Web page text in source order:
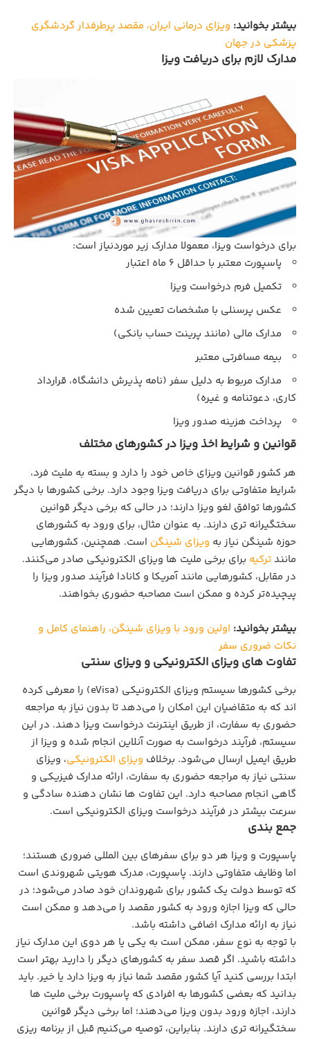
بیشتر بخوانید: ویزای درمانی ایران، مقصد پرطرفدار گردشگری
پزشکی در جهان
مدارک لازم برای دریافت ویزا
برای درخواست ویزا، معمولا مدارک زیر موردنیاز است:
پاسپورت معتبر با حداقل 6 ماه اعتبار
تکمیل فرم درخواست ویزا
عکس پرسنلی با مشخصات تعیین‌ شده
مدارک مالی (مانند پرینت حساب بانکی)
بیمه مسافرتی معتبر
مدارک مربوط به دلیل سفر (نامه پذیرش دانشگاه، قرارداد
کاری، دعوتنامه و غیره)
پرداخت هزینه صدور ویزا
قوانین و شرایط اخذ ویزا در کشورهای مختلف
هر کشور قوانین ویزای خاص خود را دارد و بسته به ملیت فرد،
شرایط متفاوتی برای دریافت ویزا وجود دارد. برخی کشورها با دیگر
کشورها توافق لغو ویزا دارند؛ در حالی که برخی دیگر قوانین
سختگیرانه‌ تری دارند. به عنوان مثال، برای ورود به کشورهای
حوزه شینگن نیاز به ویزای شینگن است. همچنین، کشورهایی
مانندترکیه برای برخی ملیت‌ ها ویزای الکترونیکی صادر می‌کنند.
در مقابل، کشورهایی مانند آمریکا و کانادا فرآیند صدور ویزا را
پیچیده‌تر کرده و ممکن است مصاحبه حضوری بخواهند.
بیشتر بخوانید: اولین ورود با ویزای شینگن، راهنمای کامل و
نکات ضروری سفر
تفاوت‌ های ویزای الکترونیکی و ویزای سنتی
برخی کشورها سیستم ویزای الکترونیکی (eVisa) را معرفی کرده‌
اند که به متقاضیان این امکان را می‌دهد تا بدون نیاز به مراجعه
حضوری به سفارت، از طریق اینترنت درخواست ویزا دهند. در این
سیستم، فرآیند درخواست به صورت آنلاین انجام شده و ویزا از
طریق ایمیل ارسال می‌شود. برخلاف ویزای الکترونیکی، ویزای
سنتی نیاز به مراجعه حضوری به سفارت، ارائه مدارک فیزیکی و
گاهی انجام مصاحبه دارد. این تفاوت‌ ها نشان‌ دهنده سادگی و
سرعت بیشتر در فرآیند درخواست ویزای الکترونیکی است.
جمع بندی
پاسپورت و ویزا هر دو برای سفرهای بین‌ المللی ضروری هستند؛
اما وظایف متفاوتی دارند. پاسپورت، مدرک هویتی شهروندی است
که توسط دولت یک کشور برای شهروندان خود صادر می‌شود؛ در
حالی که ویزا اجازه ورود به کشور مقصد را می‌دهد و ممکن است
نیاز به ارائه مدارک اضافی داشته باشد.
با توجه به نوع سفر، ممکن است به یکی یا هر دوی این مدارک نیاز
داشته باشید. اگر قصد سفر به کشورهای دیگر را دارید بهتر است
ابتدا بررسی کنید آیا کشور مقصد شما نیاز به ویزا دارد یا خیر. باید
بدانید که بعضی کشورها به افرادی که پاسپورت برخی ملیت‌ ها
دارند، اجازه ورود بدون ویزا می‌دهند؛ اما برخی دیگر قوانین
سختگیرانه‌ تری دارند. بنابراین، توصیه می‌کنیم قبل از برنامه‌ ریزی